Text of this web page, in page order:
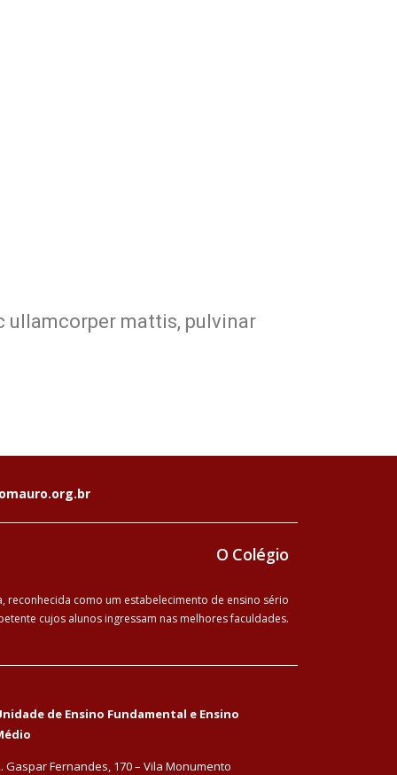
ullamcorper mattis, pulvinar
O Colégio
reconhecida como um estabelecimento de ensino sério
cujos alunos ingressam nas melhores faculdades.
de Ensino Fundamental e Ensino
Gaspar Fernandes, 170 – Vila Monumento